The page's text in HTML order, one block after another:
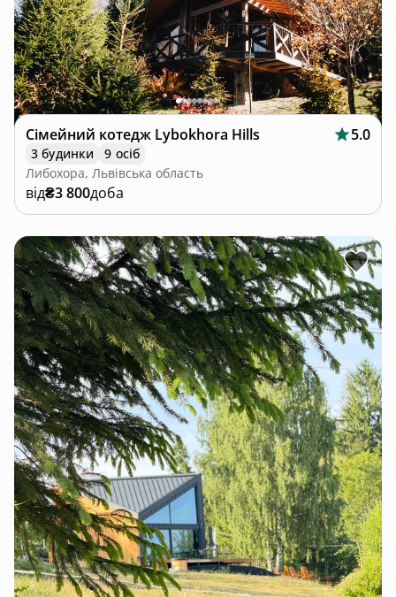
Сімейний котедж Lybokhora Hills 5.0
3 будинки
9 осіб
Либохора, Львівська область
від₴3 800доба